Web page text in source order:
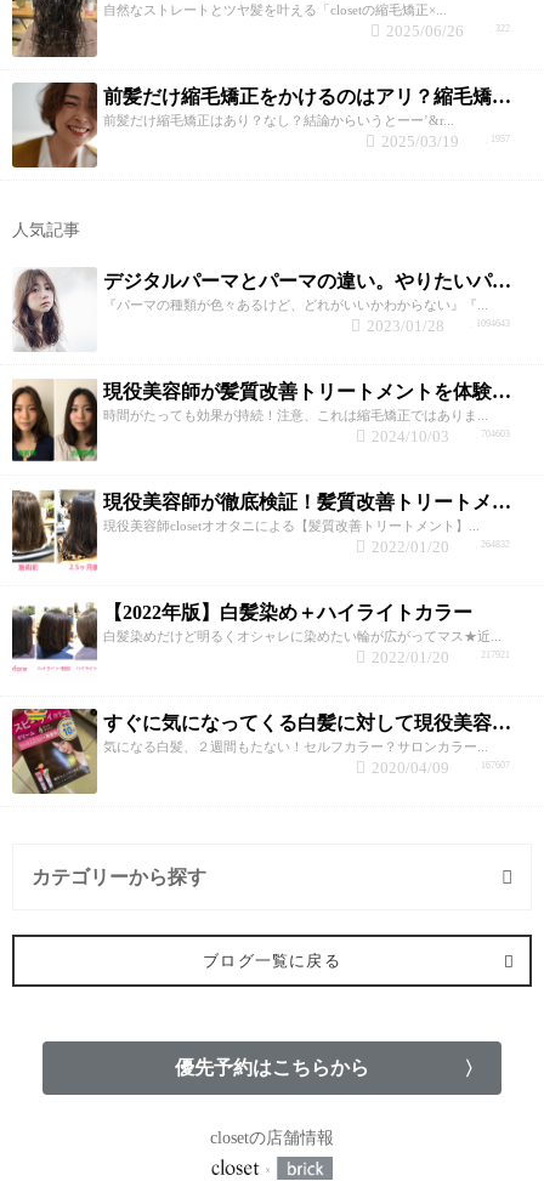
自然なストレートとツヤ髪を叶える「closetの縮毛矯正×...
322
2025/06/26
前髪だけ縮毛矯正をかけるのはアリ？縮毛矯正が得意なclosetが回答！
前髪だけ縮毛矯正はあり？なし？結論からいうとーー’&r...
1957
2025/03/19
人気記事
デジタルパーマとパーマの違い。やりたいパーマの選び方のポイント
『パーマの種類が色々あるけど、どれがいいかわからない』『...
1094643
2023/01/28
現役美容師が髪質改善トリートメントを体験してみた！
時間がたっても効果が持続！注意、これは縮毛矯正ではありま...
704603
2024/10/03
現役美容師が徹底検証！髪質改善トリートメントの効果と持続性！
現役美容師closetオオタニによる【髪質改善トリートメント】...
264832
2022/01/20
【2022年版】白髪染め＋ハイライトカラー
白髪染めだけど明るくオシャレに染めたい輪が広がってマス★近...
217921
2022/01/20
すぐに気になってくる白髪に対して現役美容師がオススメする白髪が気にならなくなる対策5選！
気になる白髪、２週間もたない！セルフカラー？サロンカラー...
167607
2020/04/09
カテゴリーから探す
カット (3記事)
ブログ一覧に戻る
優先予約はこちらから
closetの店舗情報